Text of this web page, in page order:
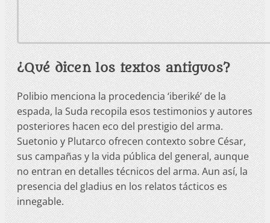
¿Qué dicen los textos antiguos?
Polibio menciona la procedencia ‘iberiké’ de la
espada, la Suda recopila esos testimonios y autores
posteriores hacen eco del prestigio del arma.
Suetonio y Plutarco ofrecen contexto sobre César,
sus campañas y la vida pública del general, aunque
no entran en detalles técnicos del arma. Aun así, la
presencia del gladius en los relatos tácticos es
innegable.